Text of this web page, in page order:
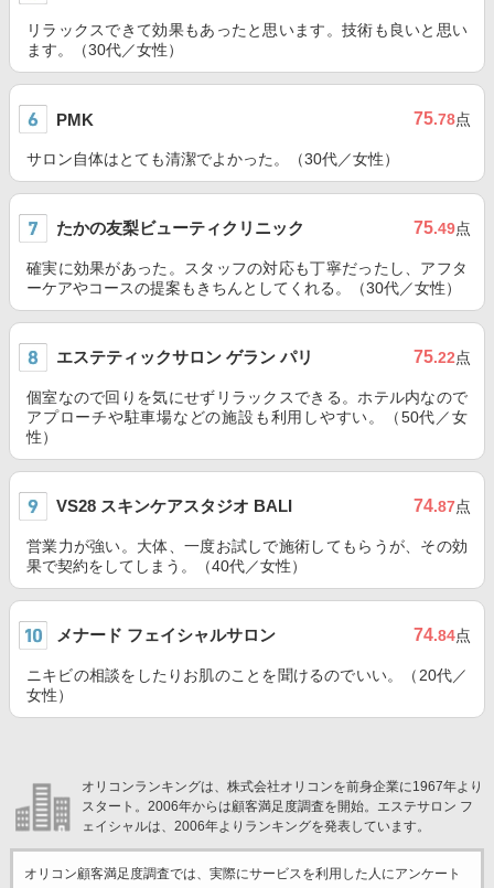
リラックスできて効果もあったと思います。技術も良いと思い
ます。（30代／女性）
PMK 75.78点
サロン自体はとても清潔でよかった。（30代／女性）
たかの友梨ビューティクリニック 75.49点
確実に効果があった。スタッフの対応も丁寧だったし、アフタ
ーケアやコースの提案もきちんとしてくれる。（30代／女性）
エステティックサロン ゲラン パリ 75.22点
個室なので回りを気にせずリラックスできる。ホテル内なので
アプローチや駐車場などの施設も利用しやすい。（50代／女
性）
VS28 スキンケアスタジオ BALI 74.87点
営業力が強い。大体、一度お試しで施術してもらうが、その効
果で契約をしてしまう。（40代／女性）
メナード フェイシャルサロン 74.84点
ニキビの相談をしたりお肌のことを聞けるのでいい。（20代／
女性）
オリコンランキングは、株式会社オリコンを前身企業に1967年より
スタート。2006年からは顧客満足度調査を開始。エステサロン フ
ェイシャルは、2006年よりランキングを発表しています。
オリコン顧客満足度調査では、実際にサービスを利用した 人にアンケート